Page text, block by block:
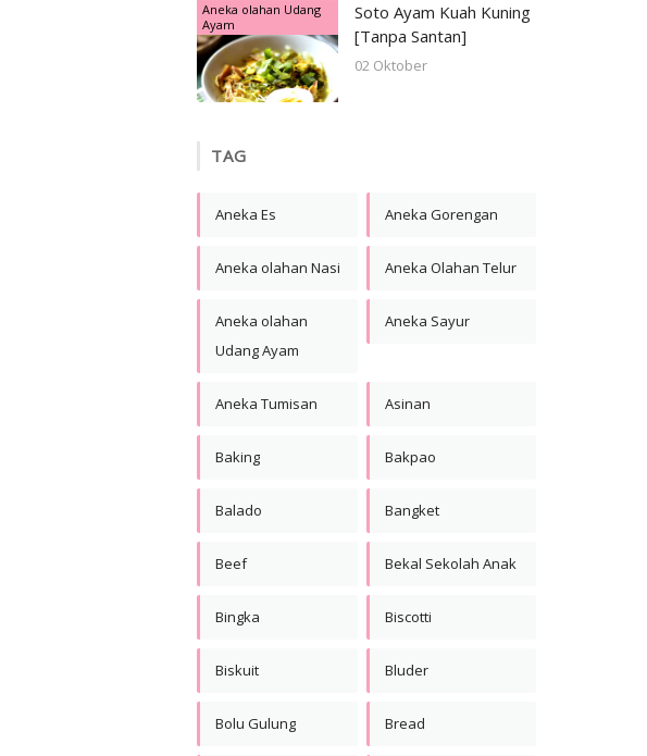
Aneka olahan Udang
Ayam
Soto Ayam Kuah Kuning
[Tanpa Santan]
02 Oktober
TAG
Aneka Es Aneka Gorengan
Aneka olahan Nasi Aneka Olahan Telur
Aneka olahan
Udang Ayam
Aneka Sayur
Aneka Tumisan Asinan
Baking Bakpao
Balado Bangket
Beef Bekal Sekolah Anak
Bingka Biscotti
Biskuit Bluder
Bolu Gulung Bread